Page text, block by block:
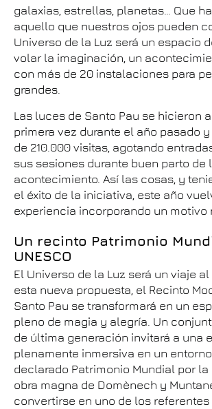
galaxias, estrellas, planetas… Que
aquello que nuestros ojos pueden
Universo de la Luz será un espacio
volar la imaginación, un
con más de 20 instalaciones para
grandes.
Las luces de Santo Pau se hicieron
primera vez durante el año pasado
de 210.000 visitas, agotando
sus sesiones durante buen parto de
acontecimiento. Así las cosas, y
el éxito de la iniciativa, este año
experiencia incorporando un motivo
Un recinto Patrimonio
UNESCO
El Universo de la Luz será un viaje
esta nueva propuesta, el Recinto
Santo Pau se transformará en un
pleno de magia y alegría. Un
de última generación invitará a una
plenamente inmersiva en un
declarado Patrimonio Mundial por la
obra magna de Domènech y
convertirse en uno de los